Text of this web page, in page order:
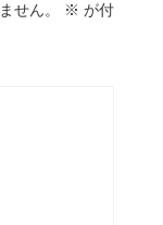
せん。 ※ が付